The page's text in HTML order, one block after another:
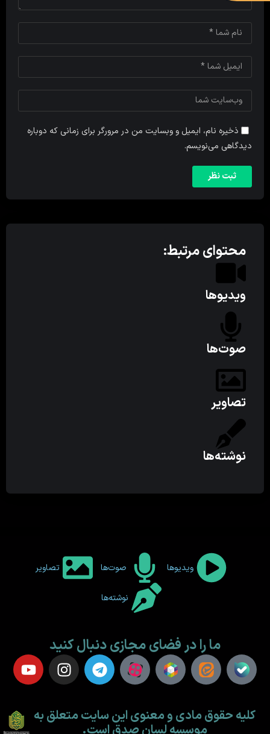
ذخیره نام، ایمیل و وبسایت من در مرورگر برای زمانی که دوباره
دیدگاهی می‌نویسم.
محتوای مرتبط:
ویدیوها
صوت‌ها
تصاویر
نوشته‌ها
ویدیوها صوت‌ها تصاویر
نوشته‌ها
ما را در فضای مجازی دنبال کنید
کلیه حقوق مادی و معنوی این سایت متعلق به